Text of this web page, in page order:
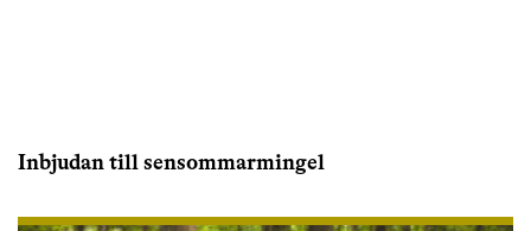
Inbjudan till sensommarmingel